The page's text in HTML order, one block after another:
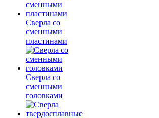
Сверла со
сменными
пластинами
Сверла со
сменными
головками